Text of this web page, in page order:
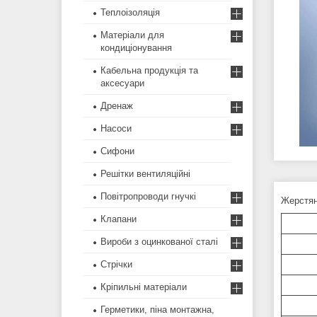
Теплоізоляція
Матеріали для
кондиціонування
Кабельна продукція та
аксесуари
Дренаж
Насоси
Сифони
Решітки вентиляційні
Повітропроводи гнучкі
Клапани
Вироби з оцинкованої сталі
Стрічки
Кріпильні матеріали
Герметики, піна монтажна,